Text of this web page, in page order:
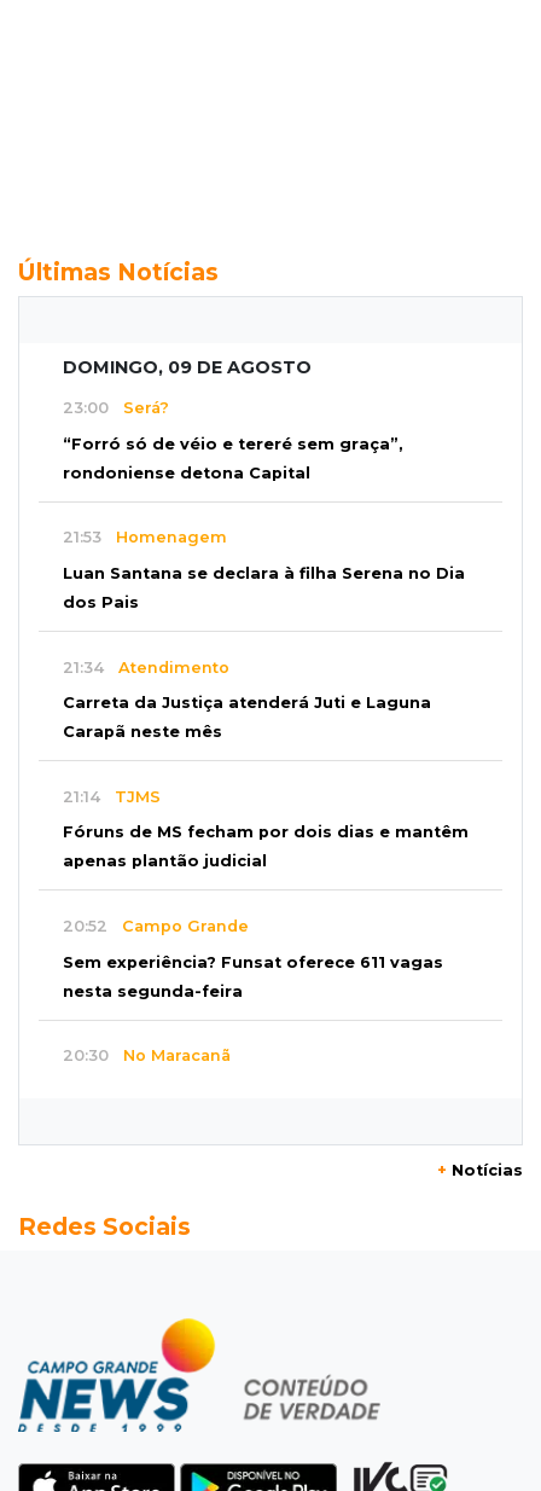
Últimas Notícias
DOMINGO, 09 DE AGOSTO
23:00 Será?
“Forró só de véio e tereré sem graça”,
rondoniense detona Capital
21:53 Homenagem
Luan Santana se declara à filha Serena no Dia
dos Pais
21:34 Atendimento
Carreta da Justiça atenderá Juti e Laguna
Carapã neste mês
21:14 TJMS
Fóruns de MS fecham por dois dias e mantêm
apenas plantão judicial
20:52 Campo Grande
Sem experiência? Funsat oferece 611 vagas
nesta segunda-feira
20:30 No Maracanã
Seleções em MS têm salários de até R$ 8,2 mil;
Jardim Itatiaia
Vigia é amarrado durante roubo de carro e
dois caminhões em pátio
Corinthians vence Bragantino por 2 a 0 e sobe
+ Notícias
Redes Sociais